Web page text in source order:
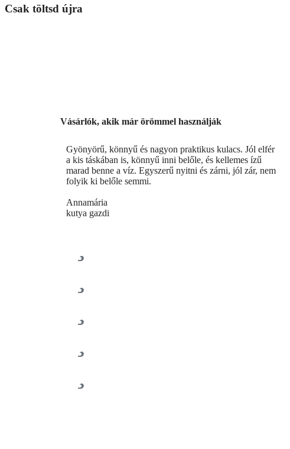
Csak töltsd újra
Vásárlók, akik már örömmel használják
Gyönyörű, könnyű és nagyon praktikus kulacs. Jól elfér
a kis táskában is, könnyű inni belőle, és kellemes ízű
marad benne a víz. Egyszerű nyitni és zárni, jól zár, nem
folyik ki belőle semmi.
Annamária
kutya gazdi